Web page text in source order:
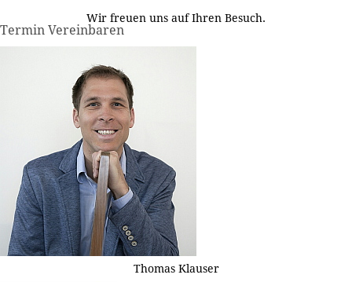
Wir freuen uns auf Ihren Besuch.
Termin Vereinbaren
Thomas Klauser